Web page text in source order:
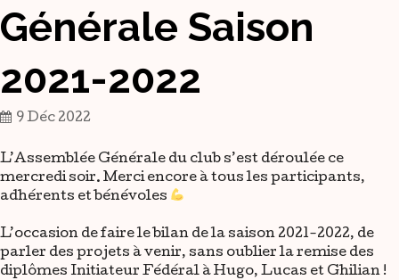
Générale Saison
2021-2022
9 Déc 2022
L’Assemblée Générale du club s’est déroulée ce
mercredi soir. Merci encore à tous les participants,
adhérents et bénévoles
L’occasion de faire le bilan de la saison 2021-2022, de
parler des projets à venir, sans oublier la remise des
diplômes Initiateur Fédéral à Hugo, Lucas et Ghilian !